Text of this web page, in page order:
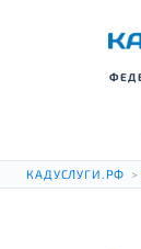
КАДУСЛУГИ.РФ >